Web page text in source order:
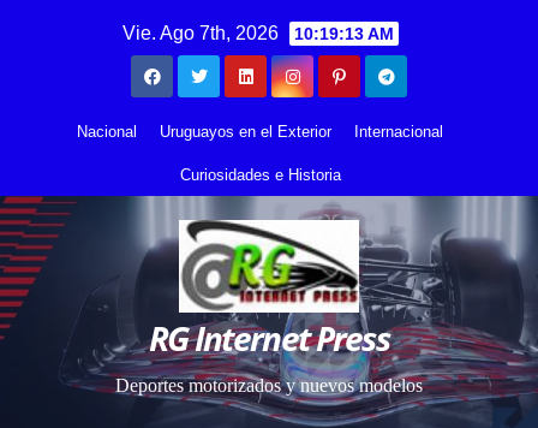
Vie. Ago 7th, 2026 10:19:13 AM
Nacional Uruguayos en el Exterior Internacional
Curiosidades e Historia
RG Internet Press
Deportes motorizados y nuevos modelos